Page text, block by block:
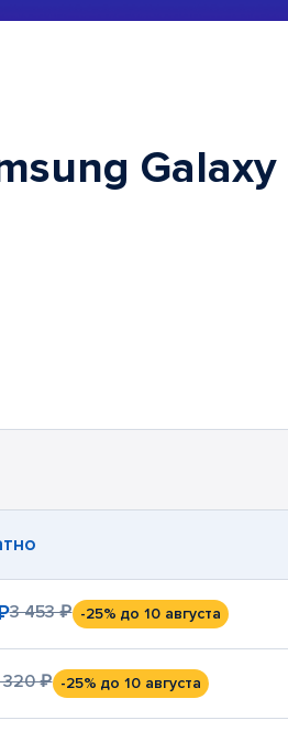
3 453 ₽ -25% до 10 августа
320 ₽ -25% до 10 августа